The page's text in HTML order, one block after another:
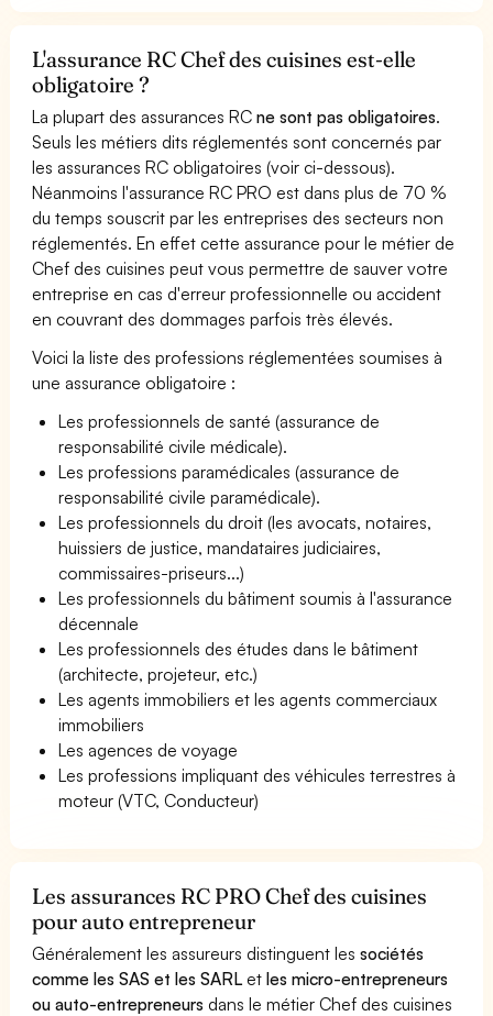
L'assurance RC Chef des cuisines est-elle
obligatoire ?
La plupart des assurances RCne sont pas obligatoires.
Seuls les métiers dits réglementés sont concernés par
les assurances RC obligatoires (voir ci-dessous).
Néanmoins l'assurance RC PRO est dans plus de 70 %
du temps souscrit par les entreprises des secteurs non
réglementés. En effet cette assurance pour le métier de
Chef des cuisines peut vous permettre de sauver votre
entreprise en cas d'erreur professionnelle ou accident
en couvrant des dommages parfois très élevés.
Voici la liste des professions réglementées soumises à
une assurance obligatoire :
Les professionnels de santé (assurance de
responsabilité civile médicale).
Les professions paramédicales (assurance de
responsabilité civile paramédicale).
Les professionnels du droit (les avocats, notaires,
huissiers de justice, mandataires judiciaires,
commissaires-priseurs...)
Les professionnels du bâtiment soumis à l'assurance
décennale
Les professionnels des études dans le bâtiment
(architecte, projeteur, etc.)
Les agents immobiliers et les agents commerciaux
immobiliers
Les agences de voyage
Les professions impliquant des véhicules terrestres à
moteur (VTC, Conducteur)
Les assurances RC PRO Chef des cuisines
pour auto entrepreneur
Généralement les assureurs distinguent lessociétés
comme les SAS et les SARL etles micro-entrepreneurs
ou auto-entrepreneurs dans le métier Chef des cuisines